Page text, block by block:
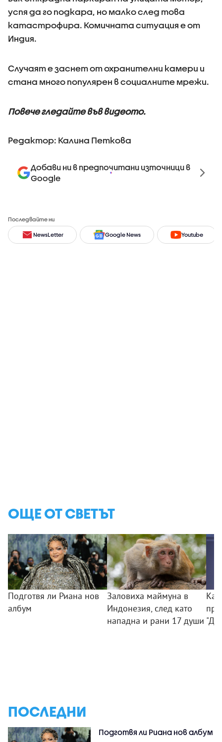
успя да го подкара, но малко след това
катастрофира. Комичната ситуация е от
Индия.
Случаят е заснет от охранителни камери и
стана много популярен в социалните мрежи.
Повече гледайте във видеото.
Редактор: Калина Петкова
Добави ни в предпочитани източници в
Google
Последвайте ни
NewsLetter Google News Youtube
ОЩЕ ОТ СВЕТЪТ
Подготвя ли Риана нов
албум
Заловиха маймуна в
Индонезия, след като
нападна и рани 17 души
ПОСЛЕДНИ
Подготвя ли Риана нов албум